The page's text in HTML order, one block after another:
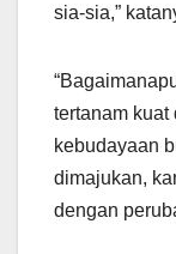
sia-sia,”
tertanam kuat
kebudayaan
dimajukan,
dengan